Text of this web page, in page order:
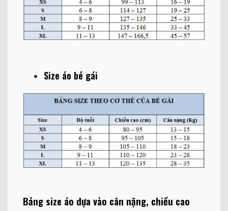
Size áo bé gái
Bảng size áo dựa vào cân nặng, chiều cao